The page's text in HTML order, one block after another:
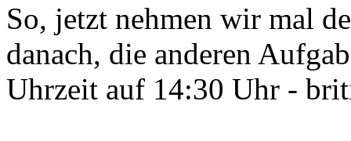
So, jetzt nehmen wir mal
danach, die anderen
Uhrzeit auf 14:30 Uhr -